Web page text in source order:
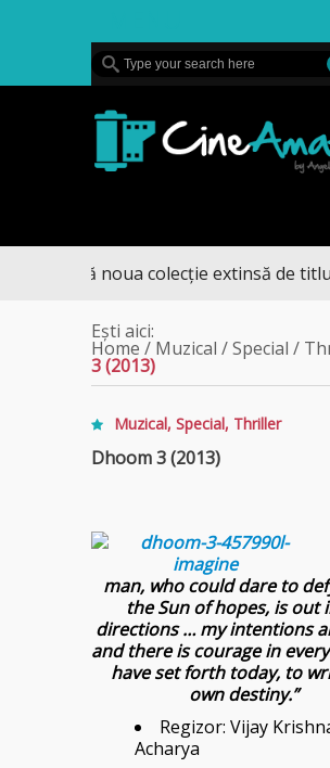
noua colecție extinsă de titluri
Ești aici:
Home / Muzical /Special /
3 (2013)
Muzical, Special, Thriller
Dhoom 3 (2013)
man, who could dare to
the Sun of hopes, is out
directions … my intentions
and there is courage in
have set forth today, to
own destiny.”
Regizor: Vijay
Acharya